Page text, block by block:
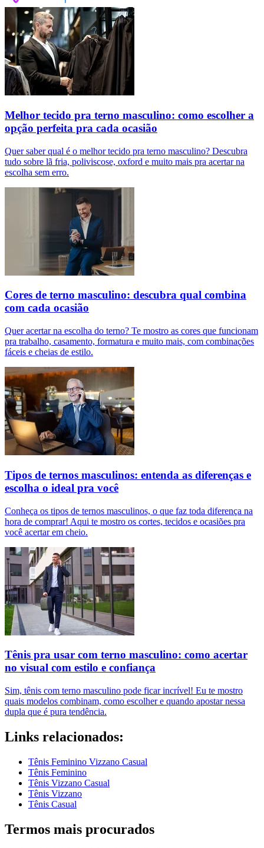
Melhor tecido pra terno masculino: como escolher a
opção perfeita pra cada ocasião
Quer saber qual é o melhor tecido pra terno masculino? Descubra
tudo sobre lã fria, poliviscose, oxford e muito mais pra acertar na
escolha sem erro.
Cores de terno masculino: descubra qual combina
com cada ocasião
Quer acertar na escolha do terno? Te mostro as cores que funcionam
pra trabalho, casamento, formatura e muito mais, com combinações
fáceis e cheias de estilo.
Tipos de ternos masculinos: entenda as diferenças e
escolha o ideal pra você
Conheça os tipos de ternos masculinos, o que faz toda diferença na
hora de comprar! Aqui te mostro os cortes, tecidos e ocasiões pra
você acertar em cheio.
Tênis pra usar com terno masculino: como acertar
no visual com estilo e confiança
Sim, tênis com terno masculino pode ficar incrível! Eu te mostro
quais modelos combinam, como escolher e quando apostar nessa
dupla que é pura tendência.
Links relacionados:
Tênis Feminino Vizzano Casual
Tênis Feminino
Tênis Vizzano Casual
Tênis Vizzano
Tênis Casual
Termos mais procurados